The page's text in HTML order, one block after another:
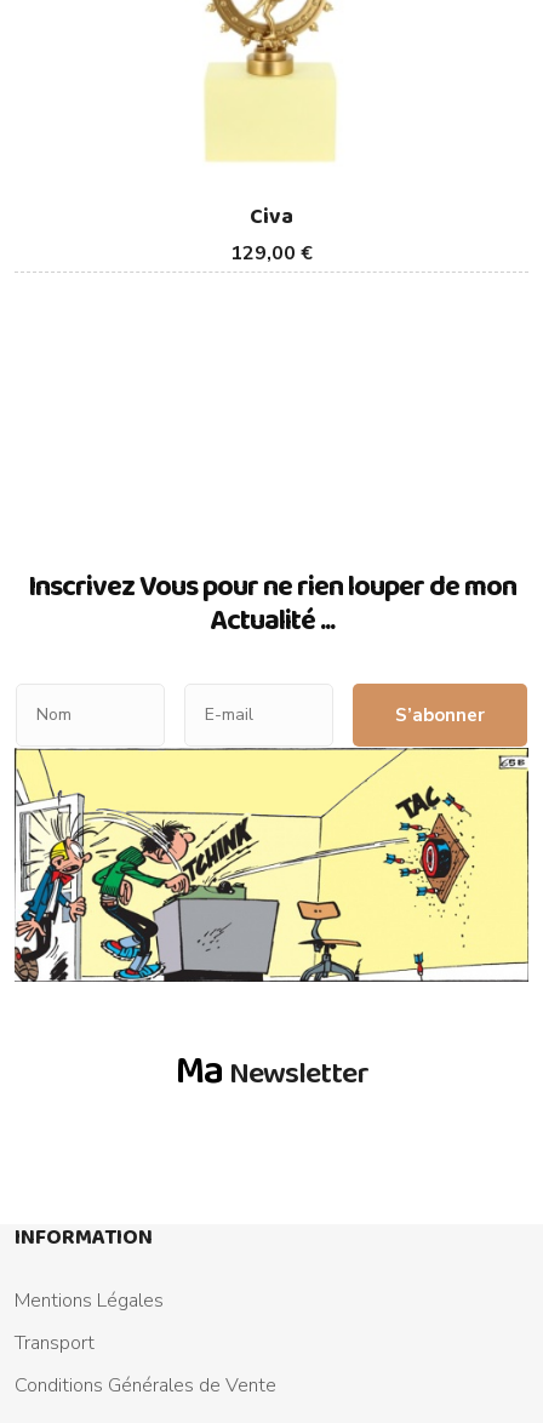
129,00 €
Civa
Inscrivez Vous pour ne rien louper de mon
Actualité ...
S’abonner
Ma Newsletter
INFORMATION
Mentions Légales
Transport
Conditions Générales de Vente